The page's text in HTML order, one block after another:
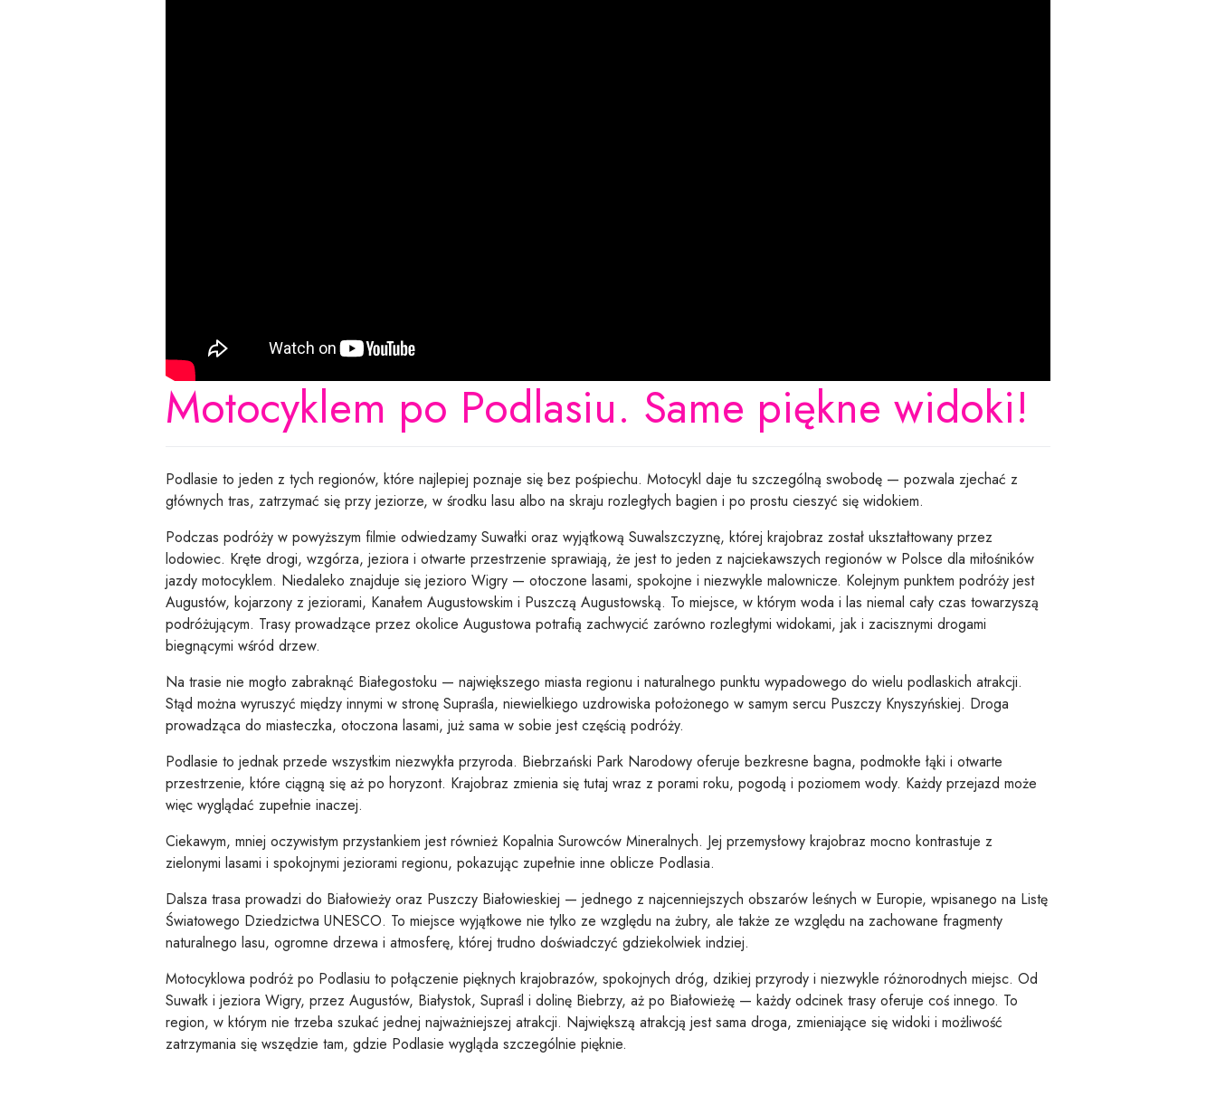
Motocyklem po Podlasiu. Same piękne widoki!
Podlasie to jeden z tych regionów, które najlepiej poznaje się bez pośpiechu. Motocykl daje tu szczególną swobodę — pozwala zjechać z
głównych tras, zatrzymać się przy jeziorze, w środku lasu albo na skraju rozległych bagien i po prostu cieszyć się widokiem.
Podczas podróży w powyższym filmie odwiedzamy Suwałki oraz wyjątkową Suwalszczyznę, której krajobraz został ukształtowany przez
lodowiec. Kręte drogi, wzgórza, jeziora i otwarte przestrzenie sprawiają, że jest to jeden z najciekawszych regionów w Polsce dla miłośników
jazdy motocyklem. Niedaleko znajduje się jezioro Wigry — otoczone lasami, spokojne i niezwykle malownicze. Kolejnym punktem podróży jest
Augustów, kojarzony z jeziorami, Kanałem Augustowskim i Puszczą Augustowską. To miejsce, w którym woda i las niemal cały czas towarzyszą
podróżującym. Trasy prowadzące przez okolice Augustowa potrafią zachwycić zarówno rozległymi widokami, jak i zacisznymi drogami
biegnącymi wśród drzew.
Na trasie nie mogło zabraknąć Białegostoku — największego miasta regionu i naturalnego punktu wypadowego do wielu podlaskich atrakcji.
Stąd można wyruszyć między innymi w stronę Supraśla, niewielkiego uzdrowiska położonego w samym sercu Puszczy Knyszyńskiej. Droga
prowadząca do miasteczka, otoczona lasami, już sama w sobie jest częścią podróży.
Podlasie to jednak przede wszystkim niezwykła przyroda. Biebrzański Park Narodowy oferuje bezkresne bagna, podmokłe łąki i otwarte
przestrzenie, które ciągną się aż po horyzont. Krajobraz zmienia się tutaj wraz z porami roku, pogodą i poziomem wody. Każdy przejazd może
więc wyglądać zupełnie inaczej.
Ciekawym, mniej oczywistym przystankiem jest również Kopalnia Surowców Mineralnych. Jej przemysłowy krajobraz mocno kontrastuje z
zielonymi lasami i spokojnymi jeziorami regionu, pokazując zupełnie inne oblicze Podlasia.
Dalsza trasa prowadzi do Białowieży oraz Puszczy Białowieskiej — jednego z najcenniejszych obszarów leśnych w Europie, wpisanego na Listę
Światowego Dziedzictwa UNESCO. To miejsce wyjątkowe nie tylko ze względu na żubry, ale także ze względu na zachowane fragmenty
naturalnego lasu, ogromne drzewa i atmosferę, której trudno doświadczyć gdziekolwiek indziej.
Motocyklowa podróż po Podlasiu to połączenie pięknych krajobrazów, spokojnych dróg, dzikiej przyrody i niezwykle różnorodnych miejsc. Od
Suwałk i jeziora Wigry, przez Augustów, Białystok, Supraśl i dolinę Biebrzy, aż po Białowieżę — każdy odcinek trasy oferuje coś innego. To
region, w którym nie trzeba szukać jednej najważniejszej atrakcji. Największą atrakcją jest sama droga, zmieniające się widoki i możliwość
zatrzymania się wszędzie tam, gdzie Podlasie wygląda szczególnie pięknie.